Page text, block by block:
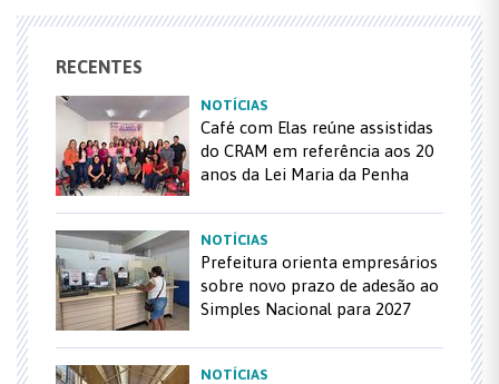
RECENTES
NOTÍCIAS
Café com Elas reúne assistidas
do CRAM em referência aos 20
anos da Lei Maria da Penha
NOTÍCIAS
Prefeitura orienta empresários
sobre novo prazo de adesão ao
Simples Nacional para 2027
NOTÍCIAS